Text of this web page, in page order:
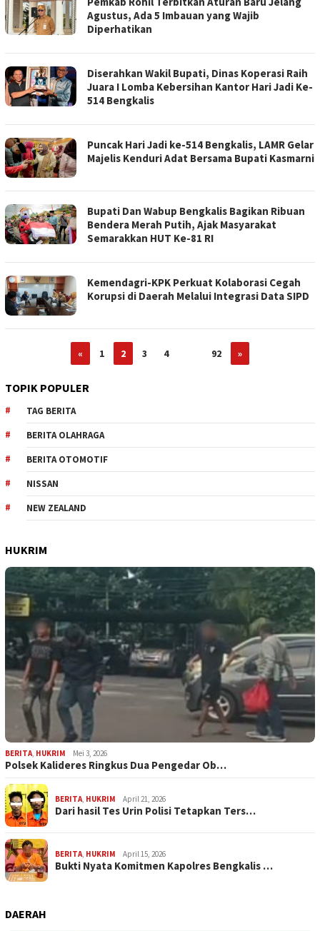
Agustus, Ada 5 Imbauan yang Wajib
Diperhatikan
Diserahkan Wakil Bupati, Dinas Koperasi Raih
Juara I Lomba Kebersihan Kantor Hari Jadi Ke-
514 Bengkalis
Puncak Hari Jadi ke-514 Bengkalis, LAMR Gelar
Majelis Kenduri Adat Bersama Bupati Kasmarni
Bupati Dan Wabup Bengkalis Bagikan Ribuan
Bendera Merah Putih, Ajak Masyarakat
Semarakkan HUT Ke-81 RI
Kemendagri-KPK Perkuat Kolaborasi Cegah
Korupsi di Daerah Melalui Integrasi Data SIPD
« 1 2 3 4 92 »
TOPIK POPULER
TAG BERITA
BERITA OLAHRAGA
BERITA OTOMOTIF
NISSAN
NEW ZEALAND
HUKRIM
BERITA HUKRIM Mei 3, 2026
Polsek Kalideres Ringkus Dua Pengedar Ob…
BERITA HUKRIM April 21, 2026
Dari hasil Tes Urin Polisi Tetapkan Ters…
BERITA HUKRIM April 15, 2026
Bukti Nyata Komitmen Kapolres Bengkalis …
DAERAH